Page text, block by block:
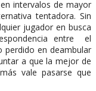
intervalos de mayor
tentadora. Sin
jugador en busca
entre el
perdido en deambular
a que la mejor de
vale pasarse que